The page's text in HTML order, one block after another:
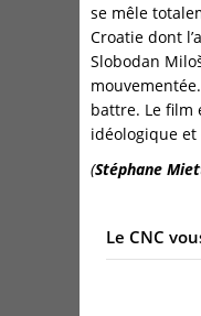
se mêle
Croatie dont
Slobodan
battre. Le film
idéologique
(Stéphane
Le CNC